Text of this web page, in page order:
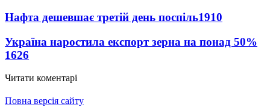
Нафта дешевшає третій день поспіль1910
Україна наростила експорт зерна на понад 50%
1626
Читати коментарі
Повна версія сайту